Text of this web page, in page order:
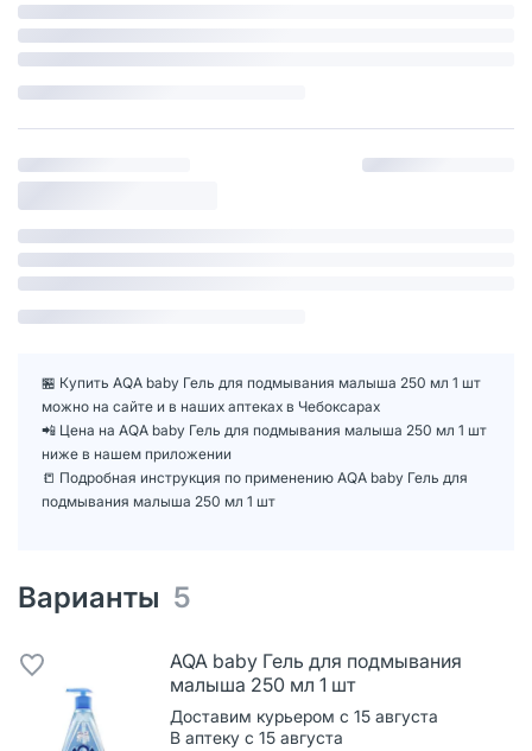
🏪 Купить AQA baby Гель для подмывания малыша 250 мл 1 шт
можно на сайте и в наших аптеках в Чебоксарах
📲 Цена на AQA baby Гель для подмывания малыша 250 мл 1 шт
ниже в нашем приложении
📒 Подробная инструкция по применению AQA baby Гель для
подмывания малыша 250 мл 1 шт
Варианты 5
AQA baby Гель для подмывания
малыша 250 мл 1 шт
Доставим курьером с 15 августа
В аптеку с 15 августа